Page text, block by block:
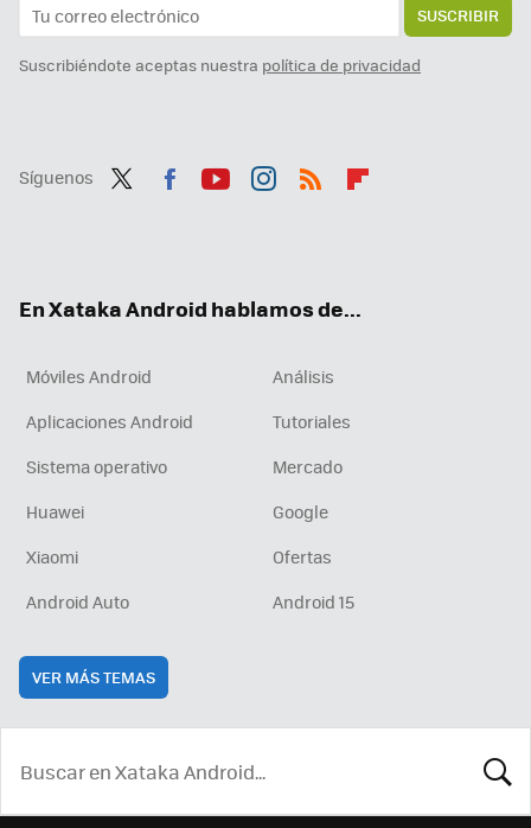
SUSCRIBIR
Suscribiéndote aceptas nuestra política de privacidad
Síguenos
En Xataka Android hablamos de...
Móviles Android
Análisis
Aplicaciones Android
Tutoriales
Sistema operativo
Mercado
Huawei
Google
Xiaomi
Ofertas
Android Auto
Android 15
VER MÁS TEMAS